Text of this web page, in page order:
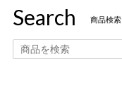
Search 商品検索